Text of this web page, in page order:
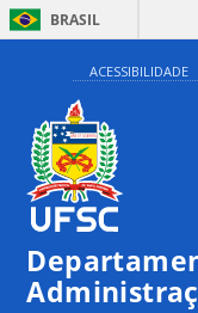
BRASIL
ACESSIBILIDADE